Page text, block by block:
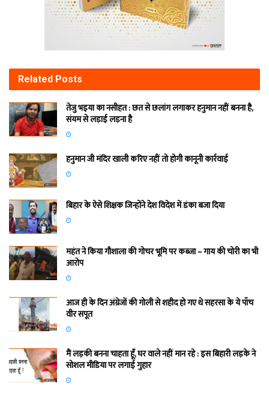
Related Posts
तेजु भइया का नसीहत : छत से छलांग लगाकर हनुमान नहीं बनना है,
संयम से लड़ाई लड़ना है
हनुमान जी मंदिर खाली करिए नहीं तो होगी कानूनी कार्रवाई
बिहार के ऐसे शिक्षक जिन्होंने देश विदेश में डंका बजा दिया
महंत ने किया गौशाला की गोचर भूमि पर कब्जा – गाय की चोरी का भी
आरोप
आज ही के दिन अंग्रेजों की गोली से शहीद हो गए थे सहरसा के ये पाँच
वीर सपूत
मैं लड़की बनना चाहता हूँ, घर वाले नहीं मान रहे : इस बिहारी लड़के ने
सोशल मीडिया पर लगाई गुहार